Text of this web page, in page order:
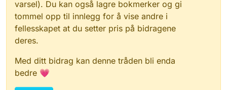
varsel). Du kan også lagre bokmerker og gi
tommel opp til innlegg for å vise andre i
fellesskapet at du setter pris på bidragene
deres.
Med ditt bidrag kan denne tråden bli enda
bedre 💗